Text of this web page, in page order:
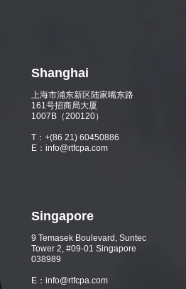
Shanghai
上海市浦东新区陆家嘴东路
161号招商局大厦
1007B（200120）
T：+(86 21) 60450886
E：info@rtfcpa.com
Singapore
9 Temasek Boulevard, Suntec
Tower 2, #09-01 Singapore
038989
E：info@rtfcpa.com